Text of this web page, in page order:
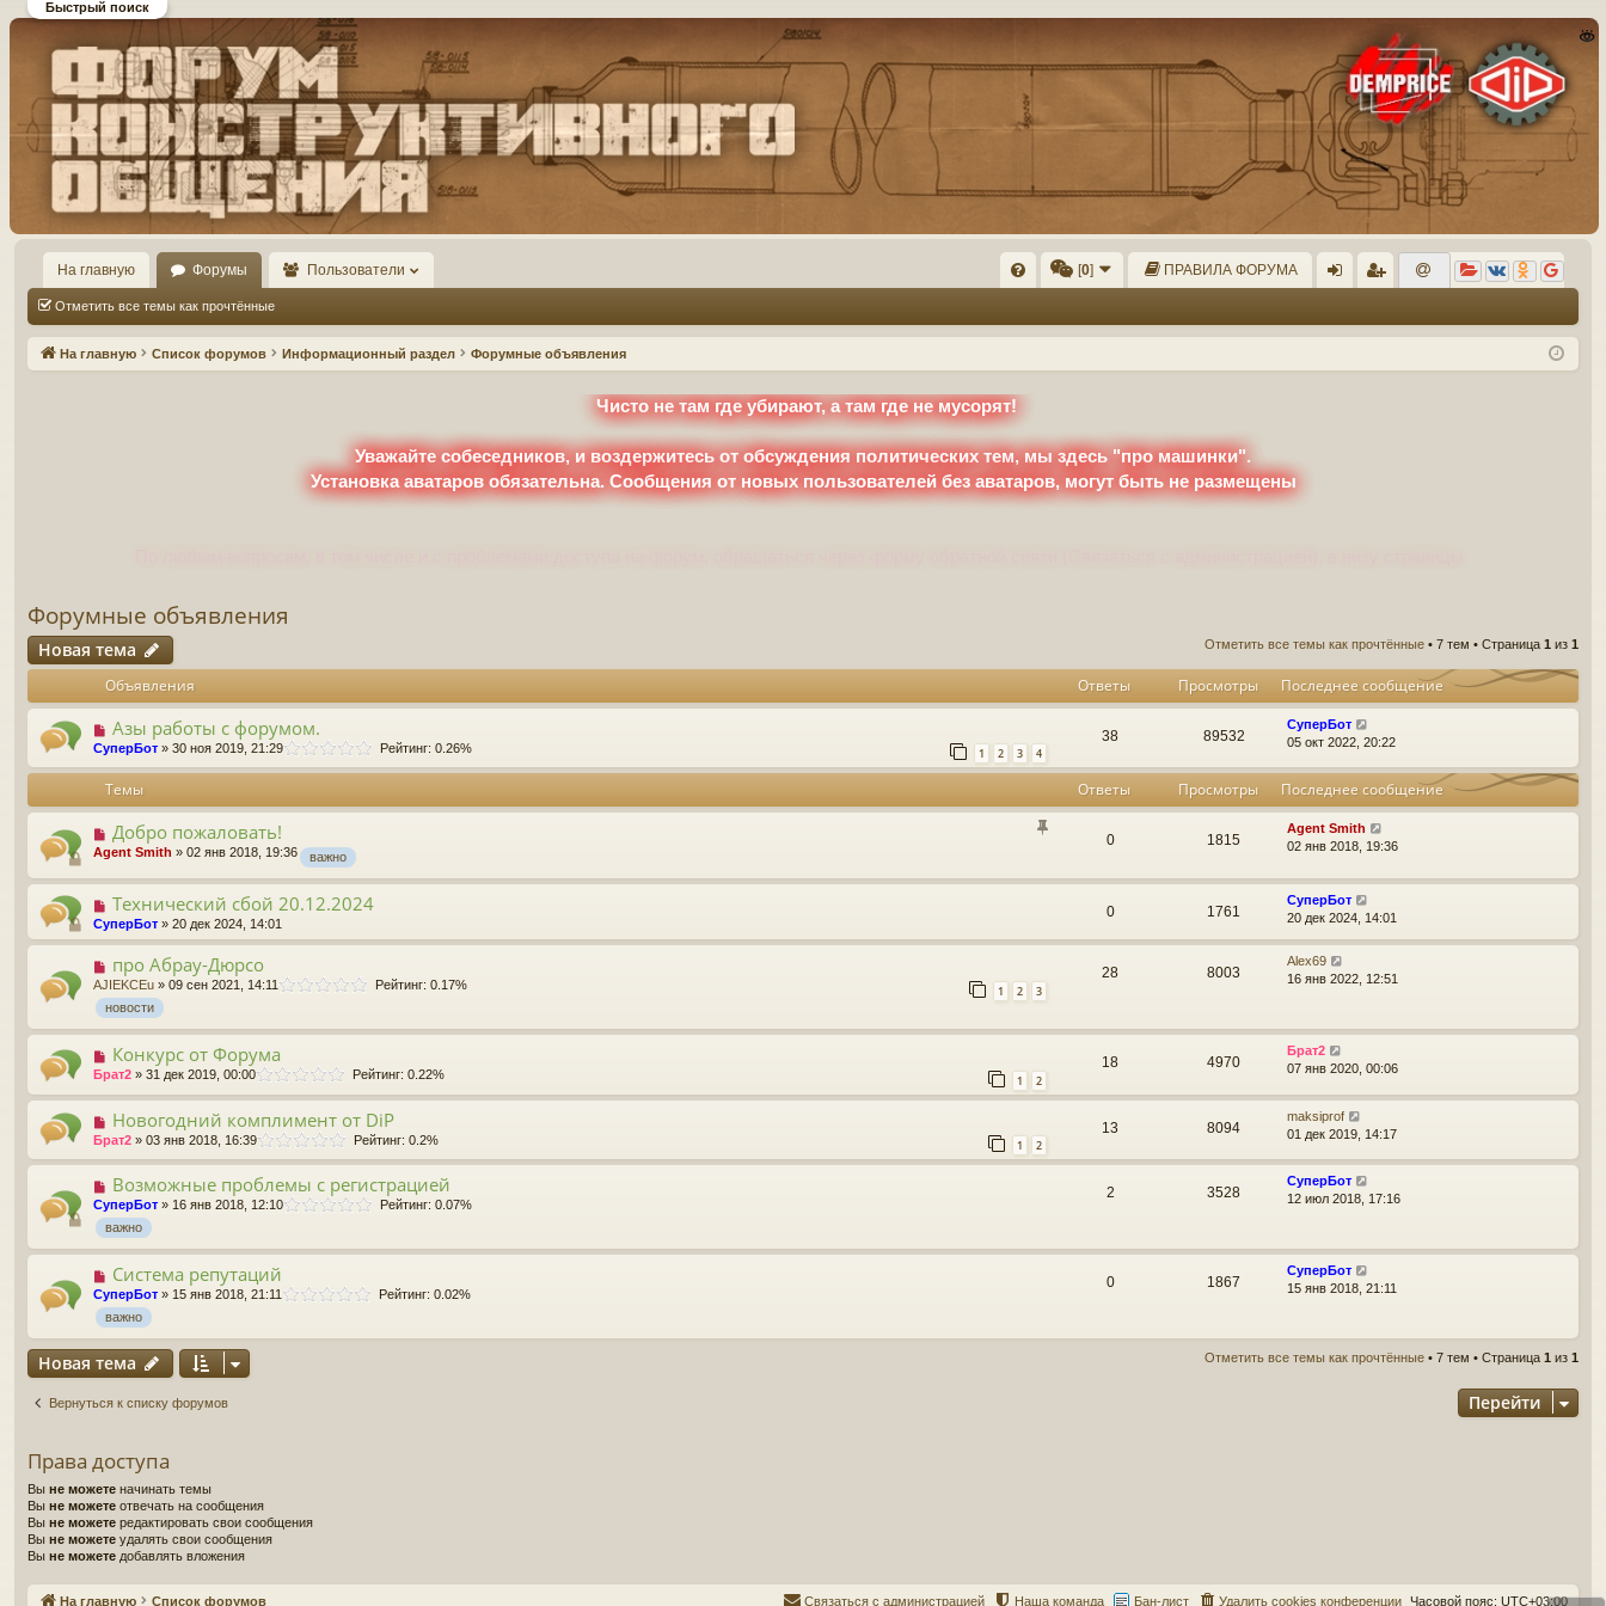
Форум DiP и DEMPRICE
конструктивного общения
На главную Форумы Пользователи
Q
[0] ПРАВИЛА ФОРУМА
д ис
Отметить все темы как прочтённые
На главную Список форумов Информационный раздел Форумные объявления
Быстрый поиск
Чисто не там где убирают, а там где не мусорят!
Уважайте собеседников, и воздержитесь от обсуждения политических тем, мы здесь "про машинки".
Установка аватаров обязательна. Сообщения от новых пользователей без аватаров, могут быть не размещены
Форумные объявления
Новая тема Отметить все темы как прочтённые • 7 тем • Страница 1 из 1
Объявления Ответы Просмотры Последнее сообщение
Азы работы с форумом.
СуперБот » 30 ноя 2019, 21:29 1 2 3 4
Рейтинг: 0.26%
38 89532
СуперБот
05 окт 2022, 20:22
Темы Ответы Просмотры Последнее сообщение
Добро пожаловать!
Agent Smith » 02 янв 2018, 19:36 важно
0 1815
Agent Smith
02 янв 2018, 19:36
Технический сбой 20.12.2024
СуперБот » 20 дек 2024, 14:01
0 1761
СуперБот
20 дек 2024, 14:01
про Абрау-Дюрсо
AJIEKCEu » 09 сен 2021, 14:11 1 2 3
Рейтинг: 0.17%
новости
28 8003
Alex69
16 янв 2022, 12:51
Конкурс от Форума
Брат2 » 31 дек 2019, 00:00 1 2
Рейтинг: 0.22%
18 4970
Брат2
07 янв 2020, 00:06
Новогодний комплимент от DiP
Брат2 » 03 янв 2018, 16:39 1 2
Рейтинг: 0.2%
13 8094
maksiprof
01 дек 2019, 14:17
Возможные проблемы с регистрацией
СуперБот » 16 янв 2018, 12:10
Рейтинг: 0.07%
важно
2 3528
СуперБот
12 июл 2018, 17:16
Система репутаций
СуперБот » 15 янв 2018, 21:11
Рейтинг: 0.02%
важно
0 1867
СуперБот
15 янв 2018, 21:11
Новая тема Отметить все темы как прочтённые • 7 тем • Страница 1 из 1
Вернуться к списку форумов Перейти
Права доступа
Вы не можете начинать темы
Вы не можете отвечать на сообщения
Вы не можете редактировать свои сообщения
Вы не можете удалять свои сообщения
Вы не можете добавлять вложения
На главную Список форумов Часовой пояс: UTC+03:00
Удалить cookies конференции
Бан-лист
Наша команда
Связаться с администрацией